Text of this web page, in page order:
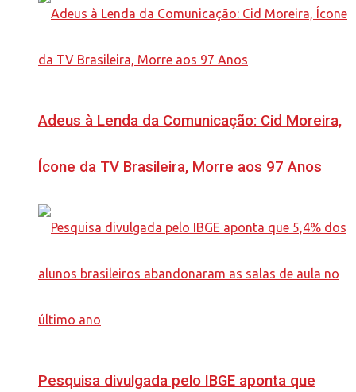
Adeus à Lenda da Comunicação: Cid Moreira,
Ícone da TV Brasileira, Morre aos 97 Anos
Pesquisa divulgada pelo IBGE aponta que